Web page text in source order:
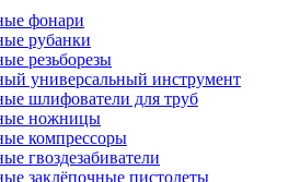
фонари
рубанки
резьборезы
универсальный инструмент
шлифователи для труб
ножницы
компрессоры
гвоздезабиватели
заклёпочные пистолеты